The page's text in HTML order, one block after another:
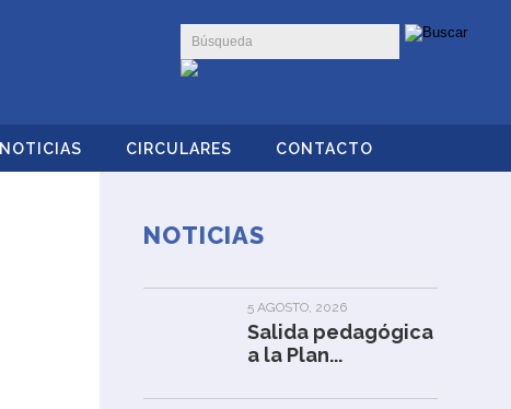
NOTICIAS CIRCULARES CONTACTO
NOTICIAS
5 AGOSTO, 2026
Salida pedagógica
a la Plan...